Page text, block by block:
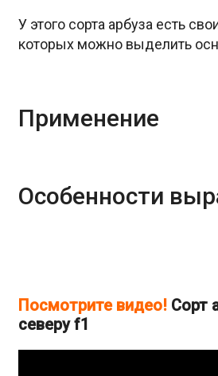
У этого сорта арбуза есть
которых можно выделить
Применение
Особенности
Посмотрите видео! Cорт
северу f1